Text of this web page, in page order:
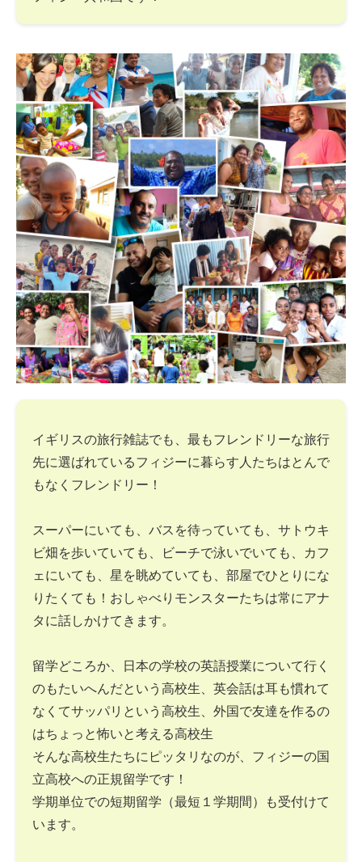
イギリスの旅行雑誌でも、最もフレンドリーな旅行
先に選ばれているフィジーに暮らす人たちはとんで
もなくフレンドリー！
スーパーにいても、バスを待っていても、サトウキ
ビ畑を歩いていても、ビーチで泳いでいても、カフ
ェにいても、星を眺めていても、部屋でひとりにな
りたくても！おしゃべりモンスターたちは常にアナ
タに話しかけてきます。
留学どころか、日本の学校の英語授業について行く
のもたいへんだという高校生、英会話は耳も慣れて
なくてサッパリという高校生、外国で友達を作るの
はちょっと怖いと考える高校生
そんな高校生たちにピッタリなのが、フィジーの国
立高校への正規留学です！
学期単位での短期留学（最短１学期間）も受付けて
います。